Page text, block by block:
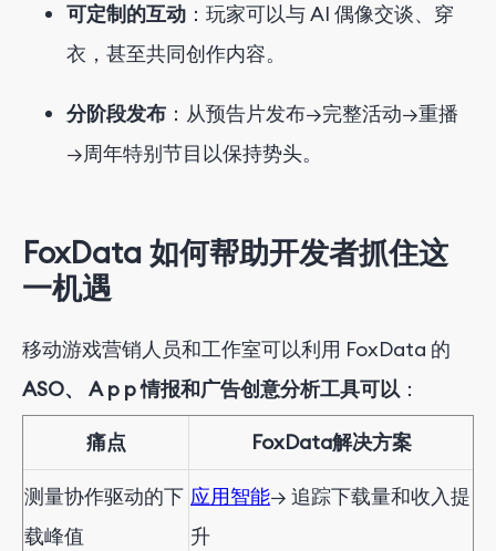
可定制的互动 ：玩家可以与 AI 偶像交谈、穿
衣，甚至共同创作内容。
分阶段发布 ：从预告片发布→完整活动→重播
→周年特别节目以保持势头。
FoxData 如何帮助开发者抓住这
一机遇
移动游戏营销人员和工作室可以利用 FoxData 的
ASO、
A p p情报和广告创意分析工具可以 ：
痛点 FoxData解决方案
测量协作驱动的下
载峰值
应用智能→ 追踪下载量和收入提
升